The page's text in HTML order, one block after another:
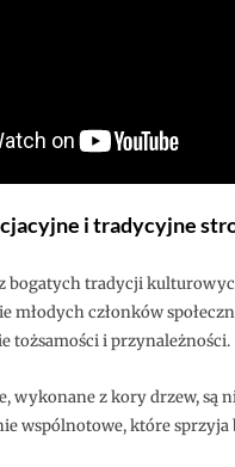
i tradycyjne
z bogatych tradycji
młodych członków
tożsamości i przynależności.
wykonane z kory drzew, są
wspólnotowe, które